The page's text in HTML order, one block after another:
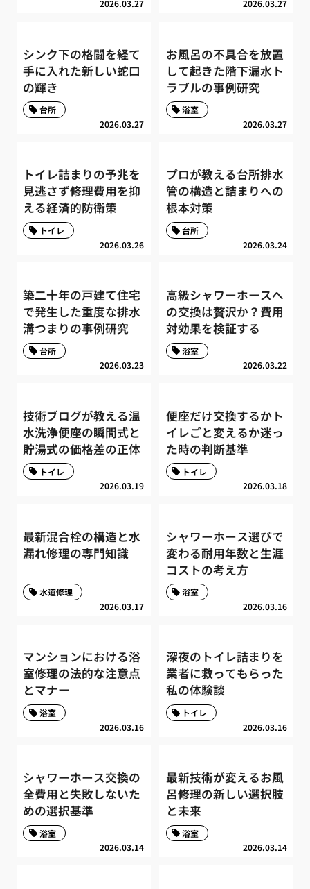
2026.03.27 2026.03.27
シンク下の格闘を経て
手に入れた新しい蛇口
の輝き
2026.03.27
台所
お風呂の不具合を放置
して起きた階下漏水ト
ラブルの事例研究
2026.03.27
浴室
トイレ詰まりの予兆を
見逃さず修理費用を抑
える経済的防衛策
2026.03.26
トイレ
プロが教える台所排水
管の構造と詰まりへの
根本対策
2026.03.24
台所
築二十年の戸建て住宅
で発生した重度な排水
溝つまりの事例研究
2026.03.23
台所
高級シャワーホースへ
の交換は贅沢か？費用
対効果を検証する
2026.03.22
浴室
技術ブログが教える温
水洗浄便座の瞬間式と
貯湯式の価格差の正体
2026.03.19
トイレ
便座だけ交換するかト
イレごと変えるか迷っ
た時の判断基準
2026.03.18
トイレ
最新混合栓の構造と水
漏れ修理の専門知識
2026.03.17
水道修理
シャワーホース選びで
変わる耐用年数と生涯
コストの考え方
2026.03.16
浴室
マンションにおける浴
室修理の法的な注意点
とマナー
2026.03.16
浴室
深夜のトイレ詰まりを
業者に救ってもらった
私の体験談
2026.03.16
トイレ
シャワーホース交換の
全費用と失敗しないた
めの選択基準
2026.03.14
浴室
最新技術が変えるお風
呂修理の新しい選択肢
と未来
2026.03.14
浴室